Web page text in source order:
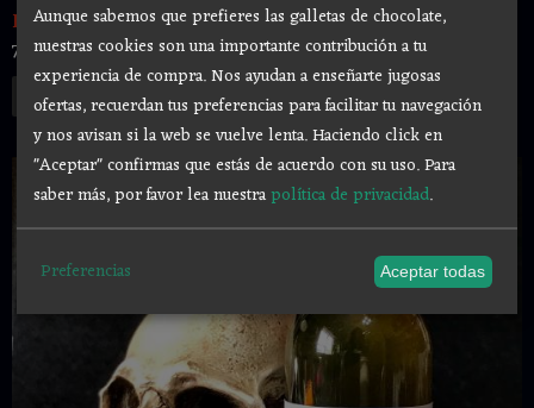
EXITO ACEITE ESOTÉRICO 60ML
7,00 €
Añadir a Carrito
Aunque sabemos que prefieres las galletas de chocolate,
nuestras cookies son una importante contribución a tu
experiencia de compra. Nos ayudan a enseñarte jugosas
ofertas, recuerdan tus preferencias para facilitar tu navegación
y nos avisan si la web se vuelve lenta. Haciendo click en
"Aceptar" confirmas que estás de acuerdo con su uso.Para
saber más, por favor lea nuestrapolítica de privacidad.
Preferencias Aceptar todas